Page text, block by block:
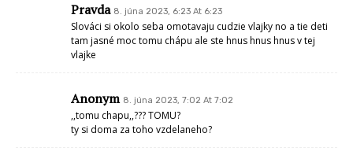
Pravda 8. júna 2023, 6:23 At 6:23
Slováci si okolo seba omotavaju cudzie vlajky no a tie deti
tam jasné moc tomu chápu ale ste hnus hnus hnus v tej
vlajke
Anonym 8. júna 2023, 7:02 At 7:02
,,tomu chapu,,??? TOMU?
ty si doma za toho vzdelaneho?